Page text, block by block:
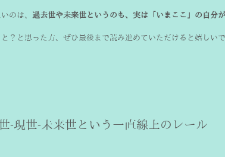
のは、 過去世や未来世というのも、実は「いまここ」の自分
？と思った方、ぜひ最後まで読み進めていただけると嬉しいで